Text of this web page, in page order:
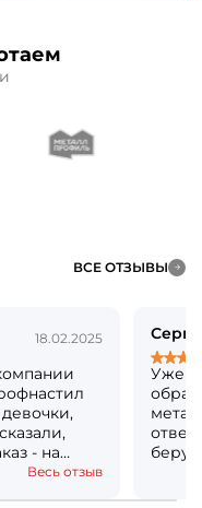
ВСЕ ОТЗЫВЫ
18.02.2025
- на
Весь отзыв
Уже